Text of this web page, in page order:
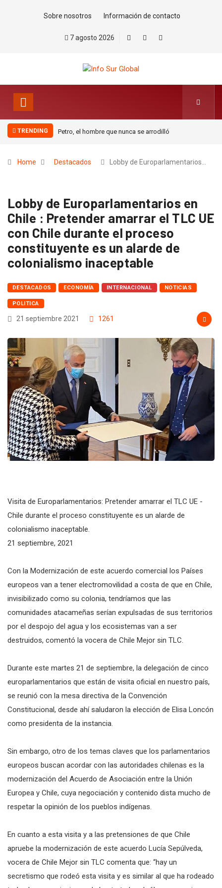
Sobre nosotros Información de contacto
7 agosto 2026
TRENDING Petro, el hombre que nunca se arrodilló
Home Destacados Lobby de Europarlamentarios…
Lobby de Europarlamentarios en
Chile : Pretender amarrar el TLC UE
con Chile durante el proceso
constituyente es un alarde de
colonialismo inaceptable
DESTACADOS ECONOMÍA INTERNACIONAL NOTICIAS
POLITICA
21 septiembre 2021 1261
Visita de Europarlamentarios: Pretender amarrar el TLC UE -
Chile durante el proceso constituyente es un alarde de
colonialismo inaceptable.
21 septiembre, 2021
Con la Modernización de este acuerdo comercial los Países
europeos van a tener electromovilidad a costa de que en Chile,
invisibilizado como su colonia, tendríamos que las
comunidades atacameñas serían expulsadas de sus territorios
por el despojo del agua y los ecosistemas van a ser
destruidos, comentó la vocera de Chile Mejor sin TLC.
Durante este martes 21 de septiembre, la delegación de cinco
europarlamentarios que están de visita oficial en nuestro país,
se reunió con la mesa directiva de la Convención
Constitucional, desde ahí saludaron la elección de Elisa Loncón
como presidenta de la instancia.
Sin embargo, otro de los temas claves que los parlamentarios
europeos buscan acordar con las autoridades chilenas es la
modernización del Acuerdo de Asociación entre la Unión
Europea y Chile, cuya negociación y contenido dista mucho de
respetar la opinión de los pueblos indígenas.
En cuanto a esta visita y a las pretensiones de que Chile
apruebe la modernización de este acuerdo Lucía Sepúlveda,
vocera de Chile Mejor sin TLC comenta que: “hay un
secretismo que rodeó esta visita y es similar al que ha rodeado